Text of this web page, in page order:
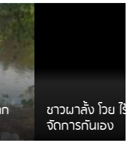
นดูแล ดินสไลด์ ต้อง